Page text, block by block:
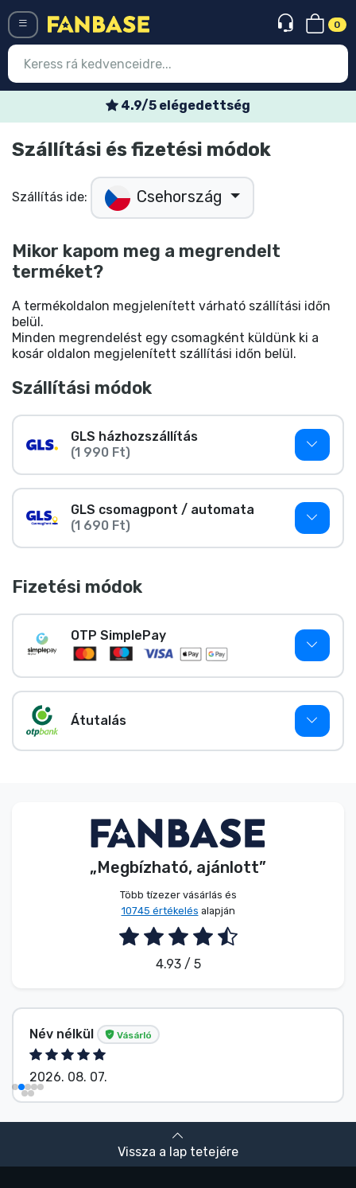
0
4.9/5 elégedettség
Szállítási és fizetési módok
Szállítás ide: Csehország
Mikor kapom meg a megrendelt
terméket?
A termékoldalon megjelenített várható szállítási időn
belül.
Minden megrendelést egy csomagként küldünk ki a
kosár oldalon megjelenített szállítási időn belül.
Szállítási módok
GLS házhozszállítás
(1 990 Ft)
GLS csomagpont / automata
(1 690 Ft)
Fizetési módok
OTP SimplePay
Átutalás
„Megbízható, ajánlott”
Több tízezer vásárlás és
10745 értékelés alapján
4.93 / 5
Név nélkül Vásárló
2026. 08. 07.
Vissza a lap tetejére
Belépés Regisztráció
Legújabb cuccok
Akciós ajánlatok
Express szállítás
Outlet cuccok
Ajándékkártya
Szállítás és fizetés
Sorozatos cuccok
Filmes cuccok
Mesés cuccok
Animés cuccok
Zenés cuccok